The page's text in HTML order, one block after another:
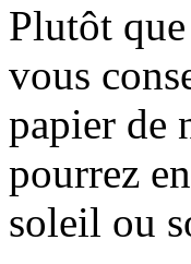
Plutôt
vous
papier de
pourrez
soleil ou